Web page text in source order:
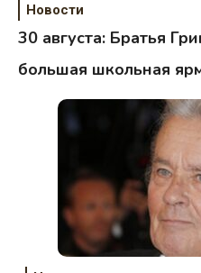
Новости
30 августа: Братья
большая школьная